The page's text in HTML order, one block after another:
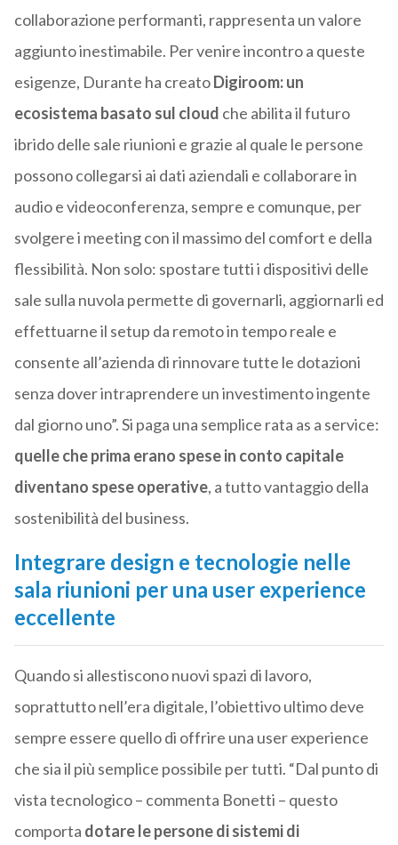
collaborazione performanti, rappresenta un valore
aggiunto inestimabile. Per venire incontro a queste
esigenze, Durante ha creatoDigiroom: un
ecosistema basato sul cloud che abilita il futuro
ibrido delle sale riunioni e grazie al quale le persone
possono collegarsi ai dati aziendali e collaborare in
audio e videoconferenza, sempre e comunque, per
svolgere i meeting con il massimo del comfort e della
flessibilità. Non solo: spostare tutti i dispositivi delle
sale sulla nuvola permette di governarli, aggiornarli ed
effettuarne il setup da remoto in tempo reale e
consente all’azienda di rinnovare tutte le dotazioni
senza dover intraprendere un investimento ingente
dal giorno uno”. Si paga una semplice rata as a service:
quelle che prima erano spese in conto capitale
diventano spese operative, a tutto vantaggio della
sostenibilità del business.
Integrare design e tecnologie nelle
sala riunioni per una user experience
eccellente
Quando si allestiscono nuovi spazi di lavoro,
soprattutto nell’era digitale, l’obiettivo ultimo deve
sempre essere quello di offrire una user experience
che sia il più semplice possibile per tutti. “Dal punto di
vista tecnologico – commenta Bonetti – questo
comporta dotare le persone di sistemi di